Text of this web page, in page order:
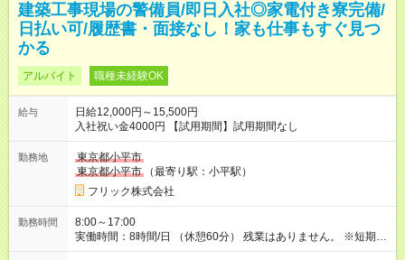
建築工事現場の警備員/即日入社◎家電付き寮完備/
日払い可/履歴書・面接なし！家も仕事もすぐ見つ
かる
アルバイト 職種未経験OK
給与
日給12,000円～15,500円
入社祝い金4000円 【試用期間】試用期間なし
勤務地
東京都小平市
東京都小平市
（最寄り駅：小平駅）
フリック株式会社
勤務時間
8:00～17:00
実働時間：8時間/日 （休憩60分） 残業はありません。 ※短期の
募集は行っておりません。予めご了承くださいませ。